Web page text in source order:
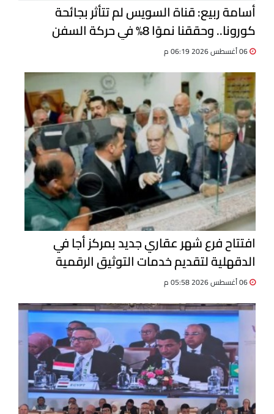
أسامة ربيع: قناة السويس لم تتأثر بجائحة
كورونا.. وحققنا نموًا 8% في حركة السفن
افتتاح فرع شهر عقاري جديد بمركز أجا في
الدقهلية لتقديم خدمات التوثيق الرقمية